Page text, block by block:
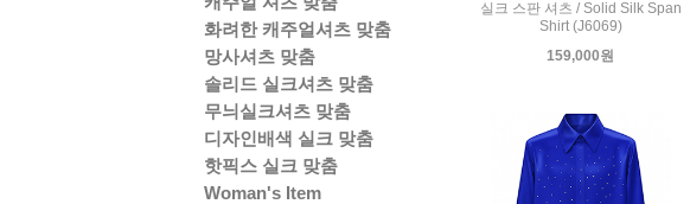
화려한 캐주얼셔츠 맞춤
망사셔츠 맞춤
솔리드 실크셔츠 맞춤
무늬실크셔츠 맞춤
디자인배색 실크 맞춤
핫픽스 실크 맞춤
Woman's Item
실크 스판 셔츠 / Solid Silk Span
Shirt (J6069)
159,000원